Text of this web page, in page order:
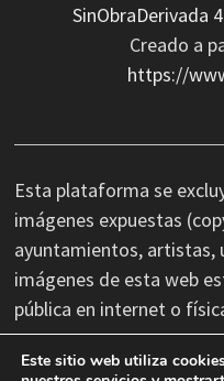
SinObraDerivada
Creado a
https://
Esta plataforma se
imágenes expuestas
ayuntamientos, artistas,
imágenes de esta web
pública en internet o
Este sitio web utiliza